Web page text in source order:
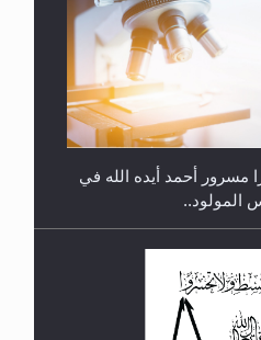
مسرور أحمد أيده الله في
المولود..